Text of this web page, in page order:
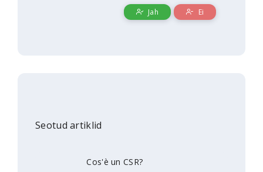
Jah Ei
Seotud artiklid
Cos'è un CSR?